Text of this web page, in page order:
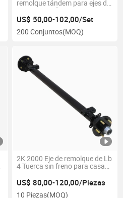
remolque tándem para ejes de
5200 - 8000 lb
US$ 50,00-102,00/Set
200 Conjuntos(MOQ)
2K 2000 Eje de remolque de Lb
4 Tuerca sin freno para casa
US$ 80,00-120,00/Piezas
10 Piezas(MOQ)